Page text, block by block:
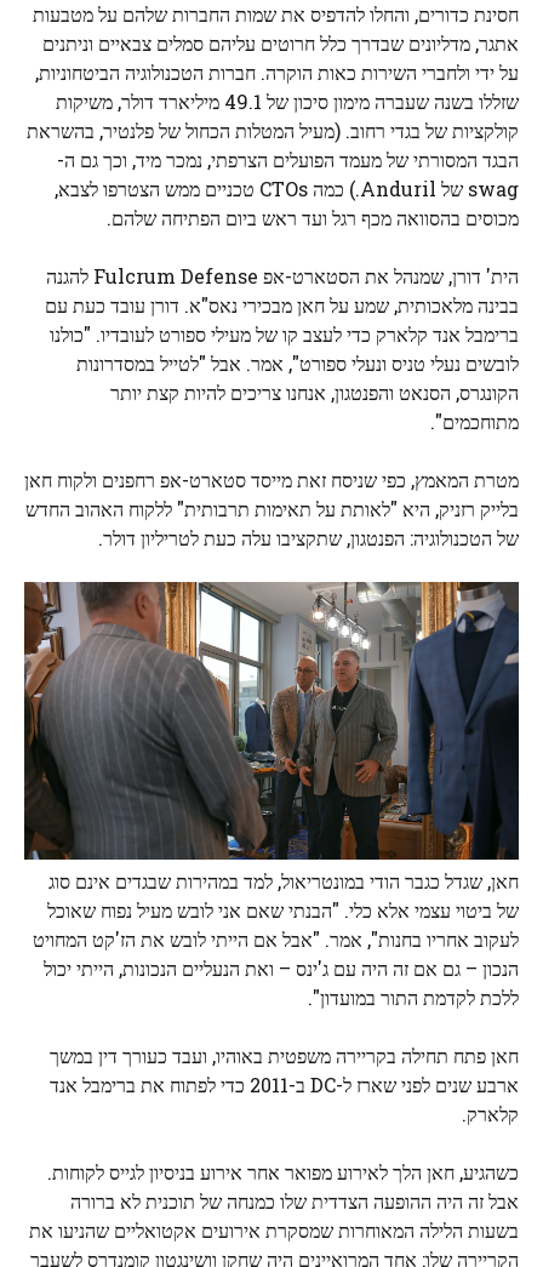
חסינת כדורים, והחלו להדפיס את שמות החברות שלהם על מטבעות
אתגר, מדליונים שבדרך כלל חרוטים עליהם סמלים צבאיים וניתנים
על ידי ולחברי השירות כאות הוקרה. חברות הטכנולוגיה הביטחוניות,
שזללו בשנה שעברה מימון סיכון של 49.1 מיליארד דולר, משיקות
קולקציות של בגדי רחוב. (מעיל המטלות הכחול של פלנטיר, בהשראת
הבגד המסורתי של מעמד הפועלים הצרפתי, נמכר מיד, וכך גם ה-
swag של Anduril.) כמה CTOs טכניים ממש הצטרפו לצבא,
מכוסים בהסוואה מכף רגל ועד ראש ביום הפתיחה שלהם.
הית' דורן, שמנהל את הסטארט-אפ Fulcrum Defense להגנה
בבינה מלאכותית, שמע על חאן מבכירי נאס"א. דורן עובד כעת עם
ברימבל אנד קלארק כדי לעצב קו של מעילי ספורט לעובדיו. "כולנו
לובשים נעלי טניס ונעלי ספורט", אמר. אבל "לטייל במסדרונות
הקונגרס, הסנאט והפנטגון, אנחנו צריכים להיות קצת יותר
מתוחכמים".
מטרת המאמץ, כפי שניסח זאת מייסד סטארט-אפ רחפנים ולקוח חאן
בלייק רזניק, היא "לאותת על תאימות תרבותית" ללקוח האהוב החדש
של הטכנולוגיה: הפנטגון, שתקציבו עלה כעת לטריליון דולר.
חאן, שגדל כגבר הודי במונטריאול, למד במהירות שבגדים אינם סוג
של ביטוי עצמי אלא כלי. "הבנתי שאם אני לובש מעיל נפוח שאוכל
לעקוב אחריו בחנות", אמר. "אבל אם הייתי לובש את הז'קט המחויט
הנכון – גם אם זה היה עם ג'ינס – ואת הנעליים הנכונות, הייתי יכול
ללכת לקדמת התור במועדון".
חאן פתח תחילה בקריירה משפטית באוהיו, ועבד כעורך דין במשך
ארבע שנים לפני שארז ל-DC ב-2011 כדי לפתוח את ברימבל אנד
קלארק.
כשהגיע, חאן הלך לאירוע מפואר אחר אירוע בניסיון לגייס לקוחות.
אבל זה היה ההופעה הצדדית שלו כמנחה של תוכנית לא ברורה
בשעות הלילה המאוחרות שמסקרת אירועים אקטואליים שהניעו את
הקריירה שלו: אחד המרואיינים היה שחקן וושינגטון קומנדרס לשעבר